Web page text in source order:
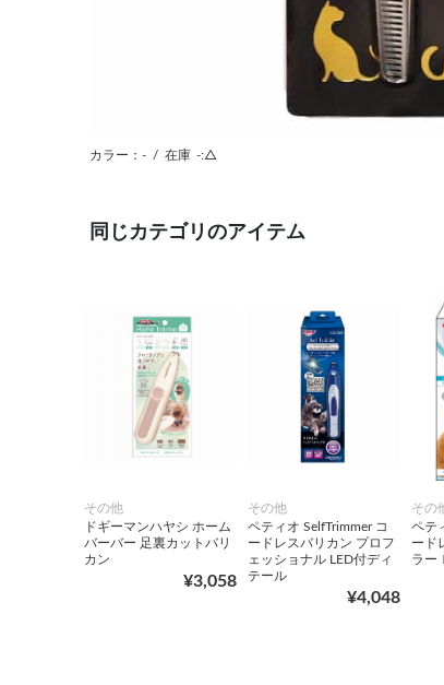
カラー：- / 在庫 -:△
同じカテゴリのアイテム
その他
ドギーマンハヤシ ホーム
バーバー 足裏カットバリ
カン
¥3,058
その他
ペティオ SelfTrimmer コ
ードレスバリカン プロフ
ェッショナル LED付ディ
テール
¥4,048
その
ペテ
ード
ラー